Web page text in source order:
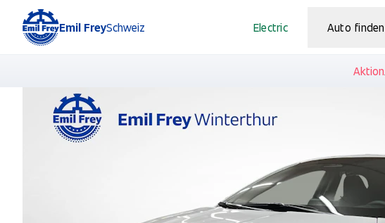
Emil FreySchweiz Electric Auto finden
Aktion